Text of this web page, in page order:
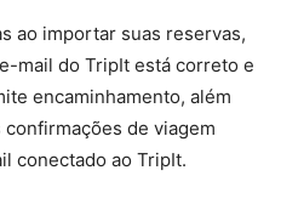
ao importar suas reservas,
mail do TripIt está correto e
encaminhamento, além
de viagem
conectado ao TripIt.